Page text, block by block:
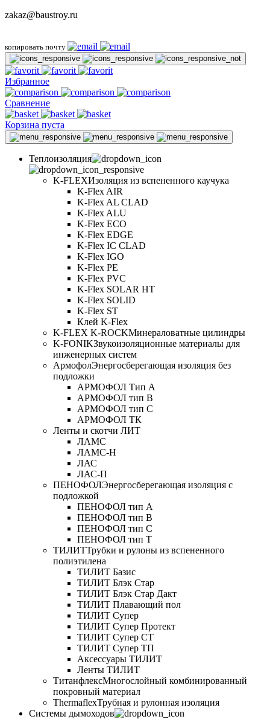
zakaz@baustroy.ru
копировать почту
Избранное
Сравнение
Корзина пуста
Теплоизоляция
K-FLEXИзоляция из вспененного каучука
K-Flex AIR
K-Flex AL CLAD
K-Flex ALU
K-Flex ECO
K-Flex EDGE
K-Flex IC CLAD
K-Flex IGO
K-Flex PE
K-Flex PVC
K-Flex SOLAR HT
K-Flex SOLID
K-Flex ST
Клей K-Flex
K-FLEX K-ROCKМинераловатные цилиндры
K-FONIKЗвукоизоляционные материалы для
инженерных систем
АрмофолЭнергосберегающая изоляция без
подложки
АРМОФОЛ Тип А
АРМОФОЛ тип В
АРМОФОЛ тип C
АРМОФОЛ ТК
Ленты и скотчи ЛИТ
ЛАМС
ЛАМС-Н
ЛАС
ЛАС-П
ПЕНОФОЛЭнергосберегающая изоляция с
подложкой
ПЕНОФОЛ тип А
ПЕНОФОЛ тип B
ПЕНОФОЛ тип C
ПЕНОФОЛ тип T
ТИЛИТТрубки и рулоны из вспененного
полиэтилена
ТИЛИТ Базис
ТИЛИТ Блэк Стар
ТИЛИТ Блэк Стар Дакт
ТИЛИТ Плавающий пол
ТИЛИТ Супер
ТИЛИТ Супер Протект
ТИЛИТ Супер СТ
ТИЛИТ Супер ТП
Аксессуары ТИЛИТ
Ленты ТИЛИТ
ТитанфлексМногослойный комбинированный
покровный материал
ThermaflexТрубная и рулонная изоляция
Cистемы дымоходов